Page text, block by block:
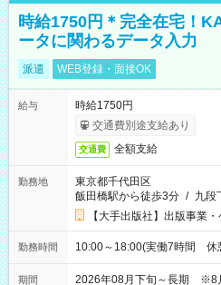
時給1750円＊完全在宅！
ータに関わるデータ入力
派遣 WEB登録・面接OK
給与
時給1750円
交通費別途支給あり
交通費 全額支給
勤務地
東京都千代田区
飯田橋駅から徒歩3分 / 九段
【大手出版社】出版事業
勤務時間 10:00～18:00(実働7時間 休
期間 2026年08月下旬～長期 ※8